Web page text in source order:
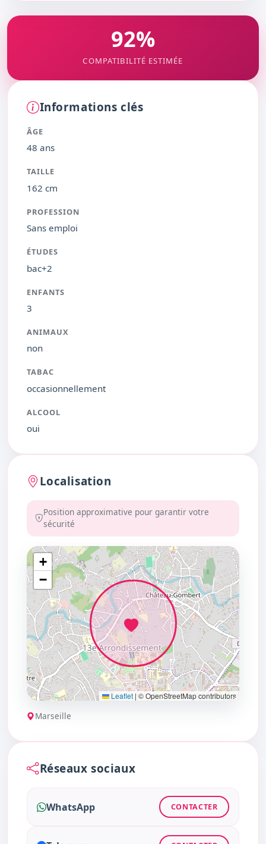
92%
COMPATIBILITÉ ESTIMÉE
Informations clés
ÂGE
48 ans
TAILLE
162 cm
PROFESSION
Sans emploi
ÉTUDES
bac+2
ENFANTS
3
ANIMAUX
non
TABAC
occasionnellement
ALCOOL
oui
Localisation
Position approximative pour garantir votre
sécurité
+
−
Leaflet | © OpenStreetMap contributors
Marseille
Réseaux sociaux
WhatsApp CONTACTER